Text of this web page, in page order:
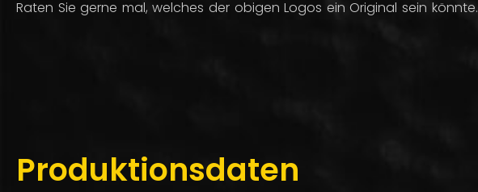
Raten Sie gerne mal, welches der obigen Logos ein Original sein könnte.
Produktionsdaten